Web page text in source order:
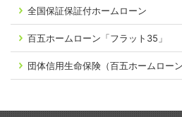
全国保証保証付ホームローン
百五ホームローン 「フラット35」
団体信用生命保険 （百五ホームローン